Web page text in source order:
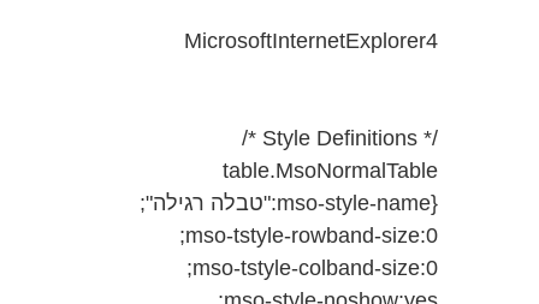
MicrosoftInternetExplorer4
/* Style Definitions */
table.MsoNormalTable
{mso-style-name:"טבלה רגילה";
mso-tstyle-rowband-size:0;
mso-tstyle-colband-size:0;